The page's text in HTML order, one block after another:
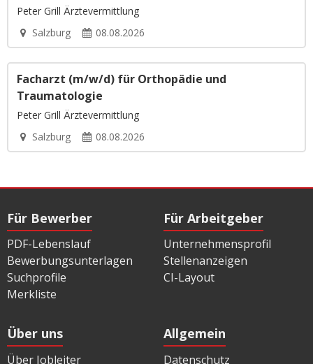
Peter Grill Ärztevermittlung
Salzburg
08.08.2026
Facharzt (m/w/d) für Orthopädie und
Traumatologie
Peter Grill Ärztevermittlung
Salzburg
08.08.2026
Für Bewerber
PDF-Lebenslauf
Bewerbungsunterlagen
Suchprofile
Merkliste
Für Arbeitgeber
Unternehmensprofil
Stellenanzeigen
CI-Layout
Über uns
Über Jobleiter
Allgemein
Datenschutz